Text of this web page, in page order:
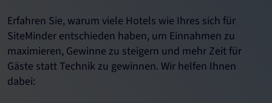
Erfahren Sie, warum viele Hotels wie Ihres sich für
SiteMinder entschieden haben, um Einnahmen zu
maximieren, Gewinne zu steigern und mehr Zeit für
Gäste statt Technik zu gewinnen. Wir helfen Ihnen
dabei: